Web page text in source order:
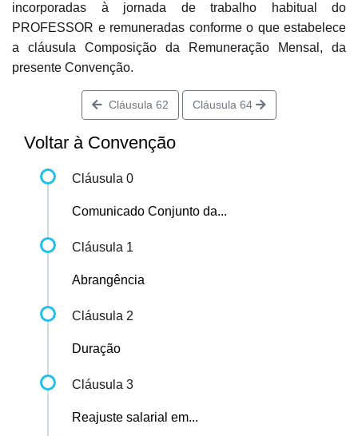
incorporadas à jornada de trabalho habitual do
PROFESSOR e remuneradas conforme o que estabelece
a cláusula Composição da Remuneração Mensal, da
presente Convenção.
Cláusula 62 Cláusula 64
Voltar à Convenção
Cláusula 0
Comunicado Conjunto da...
Cláusula 1
Abrangência
Cláusula 2
Duração
Cláusula 3
Reajuste salarial em...